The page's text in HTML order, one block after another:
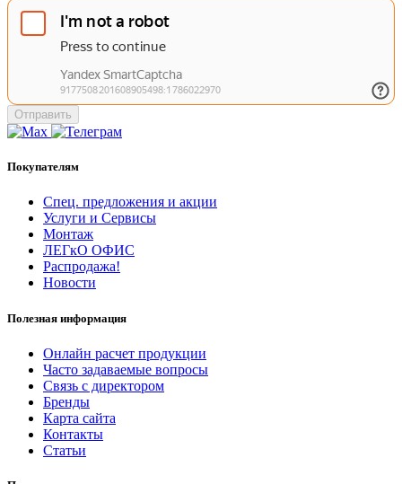
Отправить
Покупателям
Спец. предложения и акции
Услуги и Сервисы
Монтаж
ЛЕГкО ОФИС
Распродажа!
Новости
Полезная информация
Онлайн расчет продукции
Часто задаваемые вопросы
Связь с директором
Бренды
Карта сайта
Контакты
Статьи